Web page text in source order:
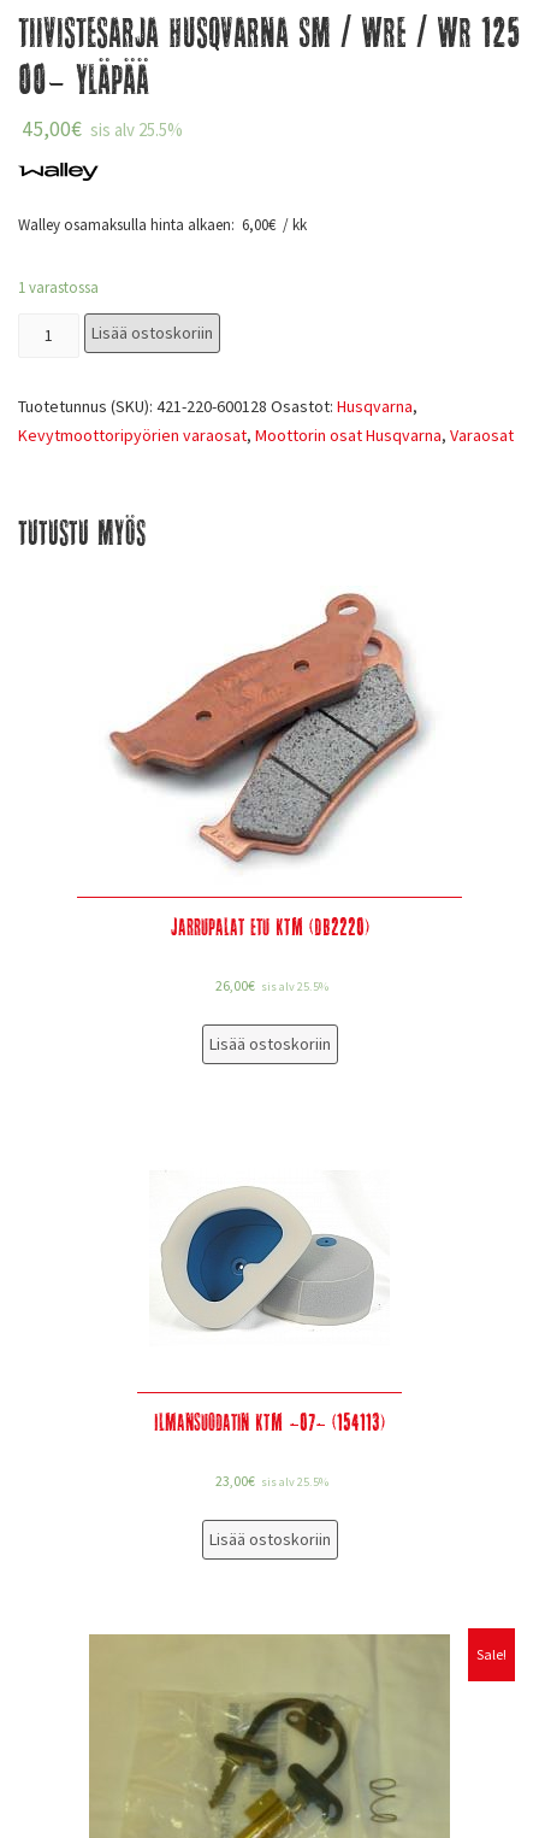
Tiivistesarja Husqvarna SM / WRE / WR 125
00- Yläpää
45,00€ sis alv 25.5%
Walley osamaksulla hinta alkaen: 6,00€ / kk
1 varastossa
Lisää ostoskoriin
Tuotetunnus (SKU): 421-220-600128 Osastot: Husqvarna,
Kevytmoottoripyörien varaosat, Moottorin osat Husqvarna, Varaosat
Tutustu myös
Jarrupalat etu KTM (DB2220)
26,00€ sis alv 25.5%
Lisää ostoskoriin
Ilmansuodatin KTM -07- (154113)
23,00€ sis alv 25.5%
Lisää ostoskoriin
Sale!